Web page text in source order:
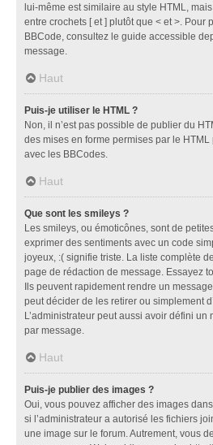
lui-même est similaire au style HTML,
entre crochets [ et ] plutôt que < et >. Pour
BBCode, consultez le guide accessible
message.
Haut
Puis-je utiliser le HTML ?
Non, il n’est pas possible de publier du
des mises en forme permises par le
avec les BBCodes.
Haut
Que sont les smileys ?
Les smileys, ou émoticônes, sont de
exprimer des sentiments avec un code
joyeux, :( signifie triste. La liste complète
page de rédaction de message. Essayez
Ils peuvent rapidement rendre un
peut décider de les retirer ou simplement
L’administrateur peut aussi avoir défini
par message.
Haut
Puis-je publier des images ?
Oui, vous pouvez afficher des images
si l’administrateur a autorisé les fichiers
une image sur le forum. Autrement, vous